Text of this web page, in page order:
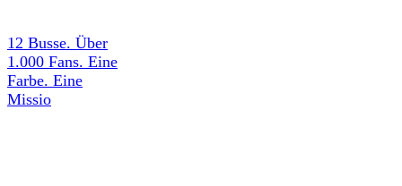
12 Busse. Über
1.000 Fans. Eine
Farbe. Eine
Missio